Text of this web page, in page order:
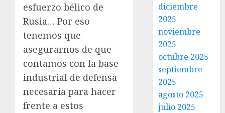
esfuerzo bélico de
Rusia… Por eso
tenemos que
asegurarnos de que
contamos con la base
industrial de defensa
necesaria para hacer
frente a estos
diciembre
2025
noviembre
2025
octubre 2025
septiembre
2025
agosto 2025
julio 2025